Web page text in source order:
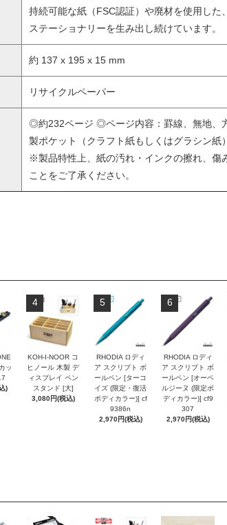
持続可能な紙（FSC認証）や廃材を使用し
ステーショナリーを生み出し続けています。
約 137 x 195 x 15 mm
リサイクルペーパー
◎約232ページ ◎ページ内容：罫線、無地、
製ポケット（クラフト紙もしくはグラシン紙
※製品特性上、紙の汚れ・インクの擦れ、傷
ことをご了承ください。
ッ
)
4
KOH-I-NOOR コ
ヒノール 木製 デ
ィスプレイ ペン
スタンド [大]
3,080円(税込)
5
RHODIA ロディ
ア スクリプト ボ
ールペン [ターコ
イズ (限定・復活
ボディカラー)] cf
9386n
2,970円(税込)
6
RHODIA ロディ
ア スクリプト ボ
ールペン [オーベ
ルジーヌ (限定ボ
ディカラー)] cf9
307
2,970円(税込)